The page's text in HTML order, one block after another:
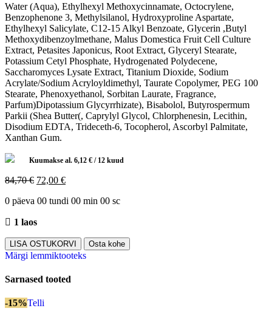
Water (Aqua), Ethylhexyl Methoxycinnamate, Octocrylene,
Benzophenone 3, Methylsilanol, Hydroxyproline Aspartate,
Ethylhexyl Salicylate, C12-15 Alkyl Benzoate, Glycerin ,Butyl
Methoxydibenzoylmethane, Malus Domestica Fruit Cell Culture
Extract, Petasites Japonicus, Root Extract, Glyceryl Stearate,
Potassium Cetyl Phosphate, Hydrogenated Polydecene,
Saccharomyces Lysate Extract, Titanium Dioxide, Sodium
Acrylate/Sodium Acryloyldimethyl, Taurate Copolymer, PEG 100
Stearate, Phenoxyethanol, Sorbitan Laurate, Fragrance,
Parfum)Dipotassium Glycyrrhizate), Bisabolol, Butyrospermum
Parkii (Shea Butter(, Caprylyl Glycol, Chlorphenesin, Lecithin,
Disodium EDTA, Trideceth-6, Tocopherol, Ascorbyl Palmitate,
Xanthan Gum.
Kuumakse al. 6,12 € / 12 kuud
84,70€ 72,00 €
0 päeva 00 tundi 00 min 00 sc
1 laos
LISA OSTUKORVI Osta kohe
Märgi lemmiktooteks
Sarnased tooted
-15%Telli